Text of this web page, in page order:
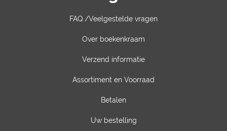
FAQ /Veelgestelde vragen
Over boekenkraam
Verzend informatie
Assortiment en Voorraad
Betalen
Uw bestelling